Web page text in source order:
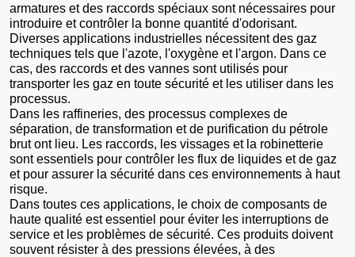
armatures et des raccords spéciaux sont nécessaires pour
introduire et contrôler la bonne quantité d'odorisant.
Diverses applications industrielles nécessitent des gaz
techniques tels que l'azote, l'oxygène et l'argon. Dans ce
cas, des raccords et des vannes sont utilisés pour
transporter les gaz en toute sécurité et les utiliser dans les
processus.
Dans les raffineries, des processus complexes de
séparation, de transformation et de purification du pétrole
brut ont lieu. Les raccords, les vissages et la robinetterie
sont essentiels pour contrôler les flux de liquides et de gaz
et pour assurer la sécurité dans ces environnements à haut
risque.
Dans toutes ces applications, le choix de composants de
haute qualité est essentiel pour éviter les interruptions de
service et les problèmes de sécurité. Ces produits doivent
souvent résister à des pressions élevées, à des